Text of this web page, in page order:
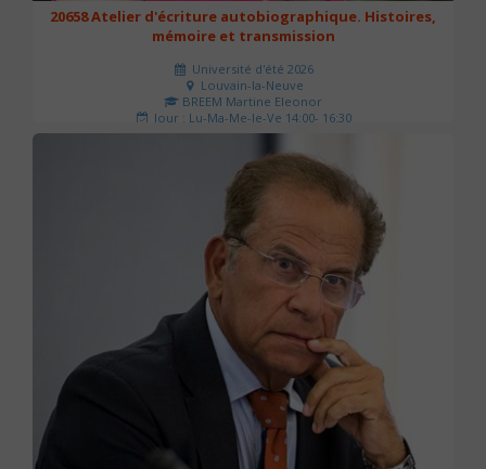
20658 Atelier d'écriture autobiographique. Histoires,
mémoire et transmission
Université d'été 2026
Louvain-la-Neuve
BREEM Martine Eleonor
Jour : Lu-Ma-Me-Je-Ve 14:00- 16:30
Nombre de séances : 3